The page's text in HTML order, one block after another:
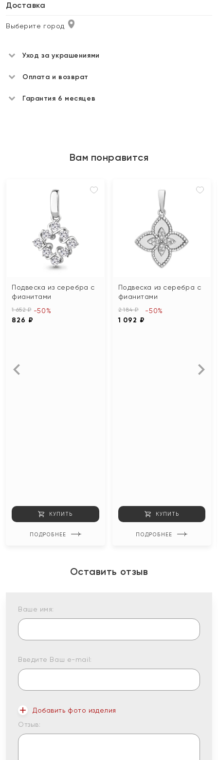
Доставка
Выберите город
Уход за украшениями
Оплата и возврат
Гарантия 6 месяцев
Вам понравится
Подвеска из серебра с
фианитами
1 652 ₽
826 ₽
-50%
КУПИТЬ
ПОДРОБНЕЕ
Подвеска из серебра с
фианитами
2 184 ₽
1 092 ₽
-50%
КУПИТЬ
ПОДРОБНЕЕ
Оставить отзыв
Ваше имя:
Введите Ваш e-mail:
Добавить фото изделия
Отзыв: